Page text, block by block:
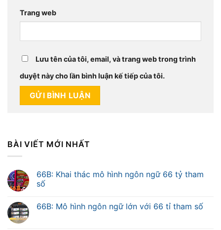
Trang web
Lưu tên của tôi, email, và trang web trong trình
duyệt này cho lần bình luận kế tiếp của tôi.
BÀI VIẾT MỚI NHẤT
66B: Khai thác mô hình ngôn ngữ 66 tỷ tham
số
66B: Mô hình ngôn ngữ lớn với 66 tỉ tham số